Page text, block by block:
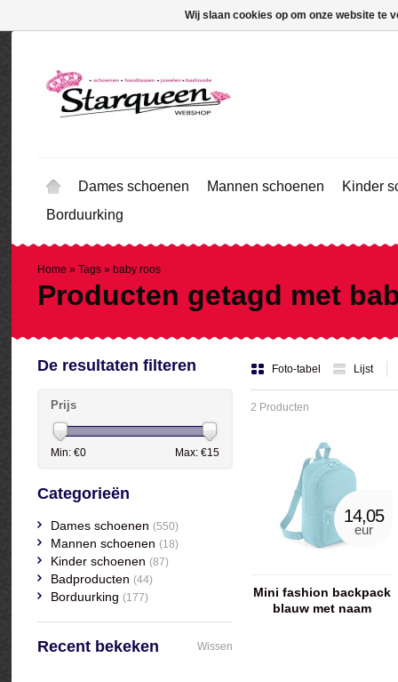
Dames schoenen Mannen schoenen
Kinder
Borduurking
Home » Tags » baby roos
Producten getagd met
Foto-tabel Lijst
2 Producten
14,05
eur
Mini fashion backpack
blauw met naam
De resultaten filteren
Prijs
Min: €0 Max: €15
Categorieën
Dames schoenen (550)
Mannen schoenen (18)
Kinder schoenen (87)
Badproducten (44)
Borduurking (177)
Recent bekeken Wissen
Wij slaan cookies op om onze website te